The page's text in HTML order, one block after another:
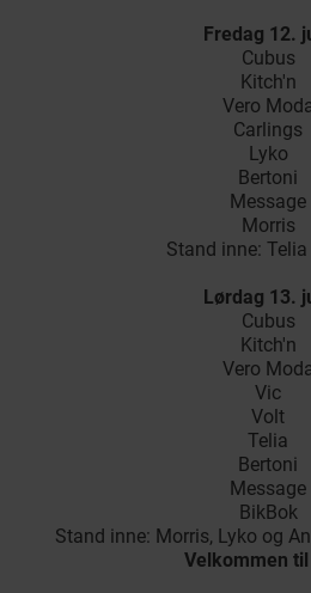
Fredag 12.
Cubus
Kitch'n
Vero
Carlings
Lyko
Bertoni
Message
Morris
Stand inne:
Lørdag 13.
Cubus
Kitch'n
Vero
Vic
Volt
Telia
Bertoni
Message
BikBok
Stand inne: Morris, Lyko og
Velkommen til